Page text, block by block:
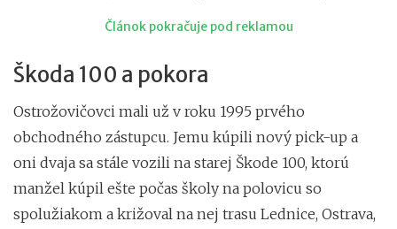
Článok pokračuje pod reklamou
Škoda 100 a pokora
Ostrožovičovci mali už v roku 1995 prvého
obchodného zástupcu. Jemu kúpili nový pick-up a
oni dvaja sa stále vozili na starej Škode 100, ktorú
manžel kúpil ešte počas školy na polovicu so
spolužiakom a križoval na nej trasu Lednice, Ostrava,